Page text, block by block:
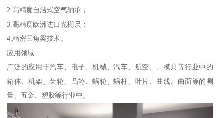
2.高精度自洁式空气轴承；
3.高精度欧洲进口光栅尺；
4.精密三角梁技术。
应用领域
广泛的应用于汽车、电子、机械、汽车、航空、、模具等行业中的
箱体、机架、齿轮、凸轮、蜗轮、蜗杆、叶片、曲线、曲面等的测
量、五金、塑胶等行业中。